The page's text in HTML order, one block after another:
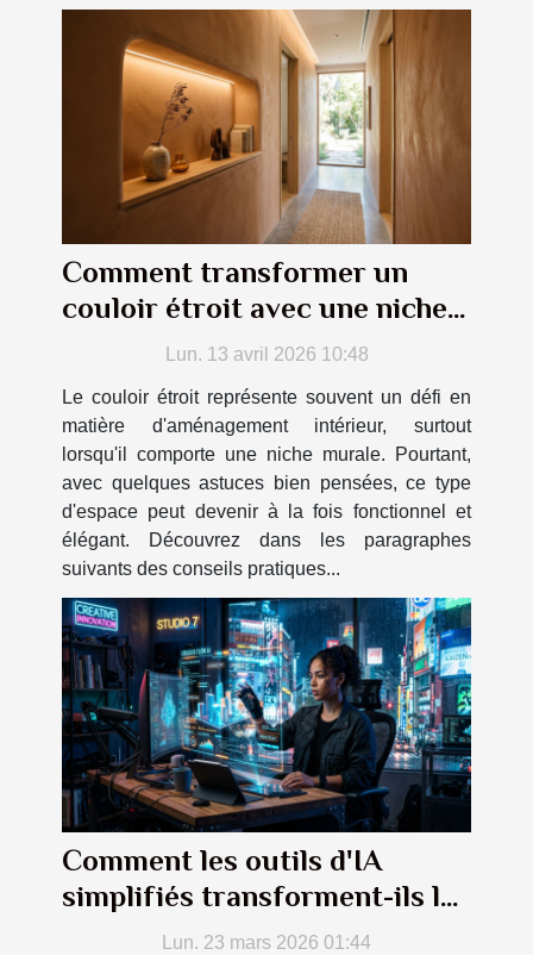
Comment transformer un
couloir étroit avec une niche
murale ?Lun. 13 avril 2026 10:48
Le couloir étroit représente souvent un défi en
matière d'aménagement intérieur, surtout
lorsqu'il comporte une niche murale. Pourtant,
avec quelques astuces bien pensées, ce type
d'espace peut devenir à la fois fonctionnel et
élégant. Découvrez dans les paragraphes
suivants des conseils pratiques...
Comment les outils d'IA
simplifiés transforment-ils les
industries créatives ?
Lun. 23 mars 2026 01:44